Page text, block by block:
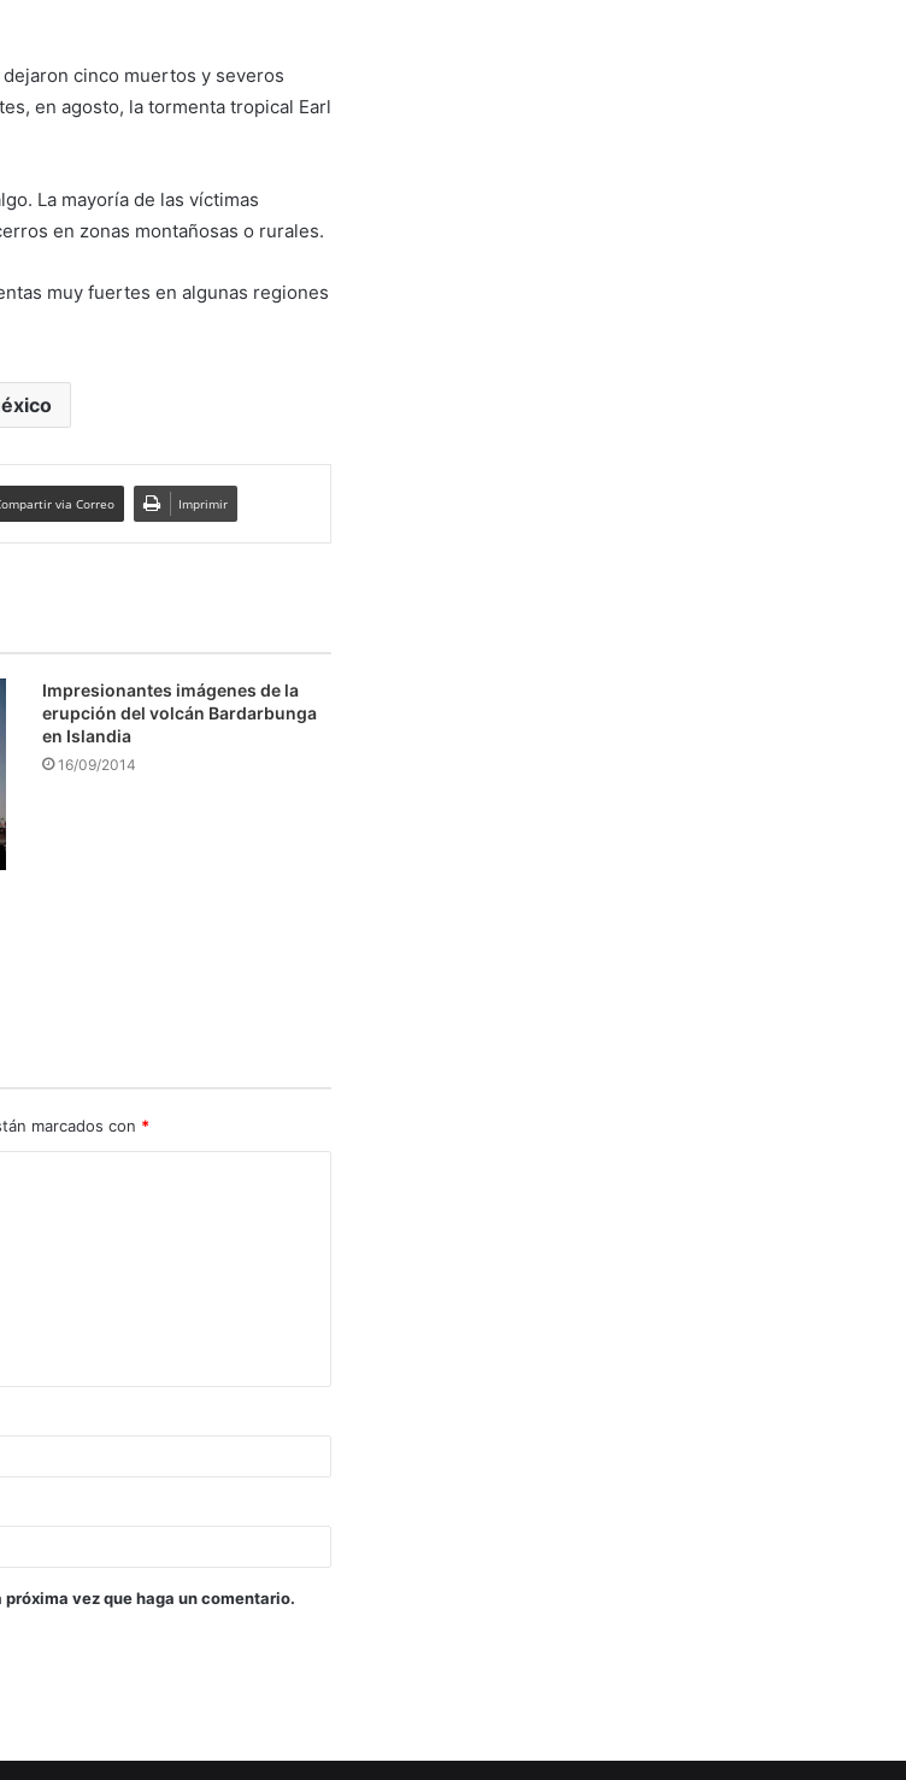
cinco muertos y severos
en agosto, la tormenta tropical Earl
La mayoría de las víctimas
en zonas montañosas o rurales.
muy fuertes en algunas regiones
via Correo Imprimir
Impresionantes imágenes de la
erupción del volcán Bardarbunga
en Islandia
16/09/2014
marcados con *
vez que haga un comentario.